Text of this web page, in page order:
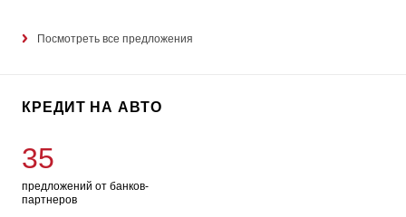
Посмотреть все предложения
КРЕДИТ НА АВТО
35
предложений от банков-
партнеров